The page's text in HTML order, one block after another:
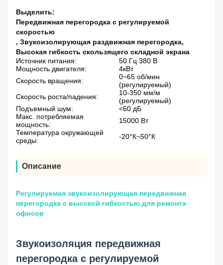
Выделить:
Передвижная перегородка с регулируемой
скоростью
, Звукоизолирующая раздвижная перегородка,
Высокая гибкость скользящего складной экрана
Источник питания:
50 Гц 380 В
Мощность двигателя:
4кВт
Скорость вращения:
0~65 об/мин
(регулируемый)
Скорость роста/падения:
10-350 мм/м
(регулируемый)
Подъемный шум:
<60 дБ
Макс. потребляемая
мощность:
15000 Вт
Температура окружающей
среды:
-20°К~50°К
Описание
Регулируемая звукоизолирующая передвижная
перегородка с высокой гибкостью для ремонта
офисов
Звукоизоляция передвижная
перегородка с регулируемой